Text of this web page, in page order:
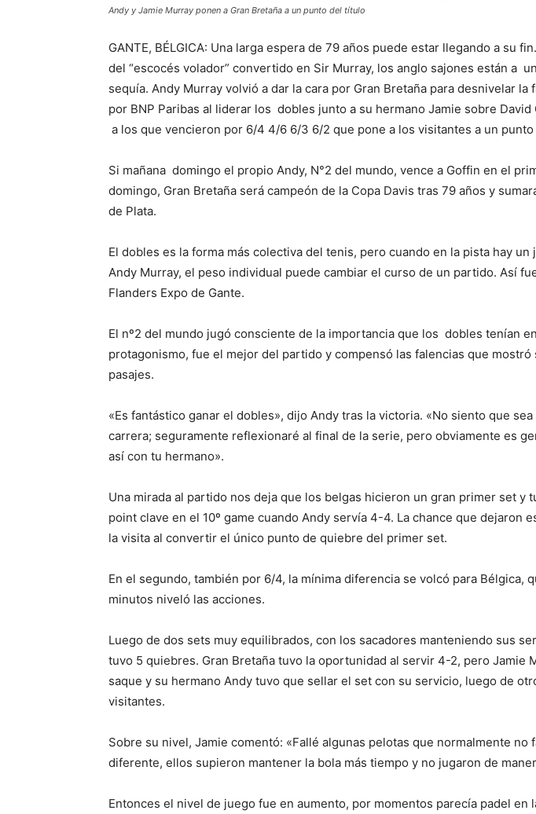
Andy y Jamie Murray ponen a Gran Bretaña a un punto del título
GANTE, BÉLGICA: Una larga espera de 79 años puede estar llegando a su
del “escocés volador” convertido en Sir Murray, los anglo sajones están a
sequía. Andy Murray volvió a dar la cara por Gran Bretaña para desnivelar la
por BNP Paribas al liderar los dobles junto a su hermano Jamie sobre David
a los que vencieron por 6/4 4/6 6/3 6/2 que pone a los visitantes a un
Si mañana domingo el propio Andy, N°2 del mundo, vence a Goffin en el
domingo, Gran Bretaña será campeón de la Copa Davis tras 79 años y
de Plata.
El dobles es la forma más colectiva del tenis, pero cuando en la pista hay un
Andy Murray, el peso individual puede cambiar el curso de un partido. Así
Flanders Expo de Gante.
El nº2 del mundo jugó consciente de la importancia que los dobles tenían
protagonismo, fue el mejor del partido y compensó las falencias que mostró
pasajes.
«Es fantástico ganar el dobles», dijo Andy tras la victoria. «No siento que
carrera; seguramente reflexionaré al final de la serie, pero obviamente es
así con tu hermano».
Una mirada al partido nos deja que los belgas hicieron un gran primer set y
point clave en el 10º game cuando Andy servía 4-4. La chance que dejaron
la visita al convertir el único punto de quiebre del primer set.
En el segundo, también por 6/4, la mínima diferencia se volcó para Bélgica,
minutos niveló las acciones.
Luego de dos sets muy equilibrados, con los sacadores manteniendo sus
tuvo 5 quiebres. Gran Bretaña tuvo la oportunidad al servir 4-2, pero Jamie
saque y su hermano Andy tuvo que sellar el set con su servicio, luego de
visitantes.
Sobre su nivel, Jamie comentó: «Fallé algunas pelotas que normalmente no
diferente, ellos supieron mantener la bola más tiempo y no jugaron de
Entonces el nivel de juego fue en aumento, por momentos parecía padel en